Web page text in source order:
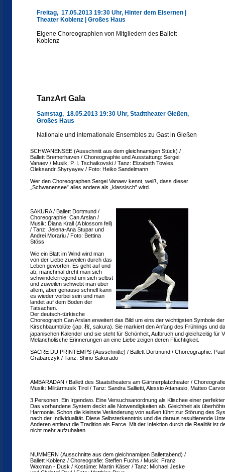
Freitag, 17.05.2013 19:30 Uhr, Hinter dem Eisernen |
Theater Koblenz | Großes Haus
Eigene Choreographien von Mitgliedern des Ballett
Koblenz
TanzArt Gala
Samstag, 18.05.2013 19:30 Uhr, Stadttheater Gießen,
Großes Haus
Nationale und internationale Ensembles zu Gast in Gießen
SCHWANENSEE (Ausschnitt aus dem gleichnamigen Stück) /
Ballett Bremerhaven / Choreographie und Ausstattung: Sergei
Vanaev / Musik: P. I. Tschaikovski / Tanz: Elizabeth Towles,
Oleksandr Shyryayev / Foto: Heiko Sandelmann
Wer den Choreographen Sergei Vanaev kennt, weiß, dass dieser
„Schwanensee” alles andere als „klassisch” wird.
SAKURA / Ballett Dortmund /
Choreographie: Can Arslan /
Musik: Diana Krall (A blossom fell)
/ Tanz: Jelena-Ana Stupar und
Andrei Morariu / Foto: Bettina
Stöss
Wie ein Blatt im Wind wird man
von der Liebe zuweilen durch das
Leben geworfen. Es geht auf und
ab, manchmal dreht man sich
schwindelerregend um sich selbst
und zuweilen schwebt man über
allem, aber genauso schnell kann
es wieder vorbei sein und man
landet auf dem Boden der
Tatsachen.
Der deutsch-türkische
Choreograph Can Arslan erweitert das Bild um eins der wichtigsten Symbole
Kirschbaumblüte (jap. 桜, sakura). Sie markiert den Anfang des Frühlings und
japanischen Kalender und sie steht für Schönheit, Aufbruch und gleichzeitig für
Melancholische Erinnerungen an eine Liebe zeigen deren Flüchtigkeit.
SACRE DU PRINTEMPS (Ausschnitte) / Ballett Dortmund / Choreographie:
Grabarczyk / Tanz: Shino Sakurado
AMBARADAN / Ballett des Staatstheaters am Gärtnerplatztheater /
Musik: Militärmusik Tirol / Tanz: Sandra Sallietti, Alessio Attanasio, Matteo
3 Personen. Ein Irgendwo. Eine Versuchsanordnung als Klischee einer
Das vorhandene System deckt alle Notwendigkeiten ab. Gleichheit als
Harmonie. Schon die kleinste Veränderung von außen führt zur Störung des
nach der Individualität. Diese Selbsterkenntnis und die daraus resultierende
Anderen entlarvt die Tradition als Farce. Mit der Infektion durch die Realität ist
nicht mehr aufzuhalten.
NUMMERN (Ausschnitte aus dem gleichnamigen Ballettabend) /
Ballett Koblenz / Choreografie: Steffen Fuchs / Musik: Franz
Waxman - Dusk / Kostüme: Martin Käser / Tanz: Michael Jeske